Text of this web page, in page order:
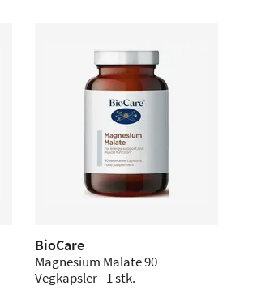
BioCare
Magnesium Malate 90
Vegkapsler - 1 stk.